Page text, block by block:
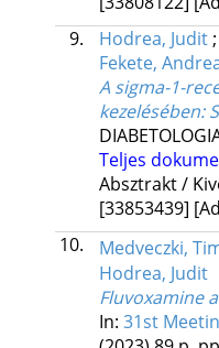
9.
Hodrea, Judit;
Fekete,
A sigma-1-
kezelésében:
Teljes
Absztrakt /
[33853439]
10.
Medveczki,
Hodrea, Judit
Fluvoxamine
In: 31st